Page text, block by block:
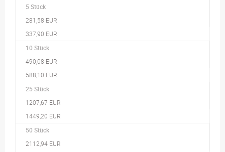
5 Stück
281,58 EUR
337,90 EUR
10 Stück
490,08 EUR
588,10 EUR
25 Stück
1207,67 EUR
1449,20 EUR
50 Stück
2112,94 EUR